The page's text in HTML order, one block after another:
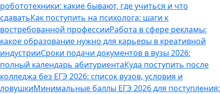
робототехники: какие бывают, где учиться и что
сдаватьКак поступить на психолога: шаги к
востребованной профессииРабота в сфере рекламы:
какое образование нужно для карьеры в креативной
индустрииСроки подачи документов в вузы 2026:
полный календарь абитуриентаКуда поступить после
колледжа без ЕГЭ 2026: список вузов, условия и
ловушкиМинимальные баллы ЕГЭ 2026 для поступления: